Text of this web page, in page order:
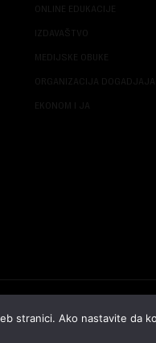
ONLINE EDUKACIJE
IZDAVAŠTVO
MEDIJSKE OBUKE
ORGANIZACIJA DOGADJAJA
EKONOM I JA
stranici. Ako nastavite da